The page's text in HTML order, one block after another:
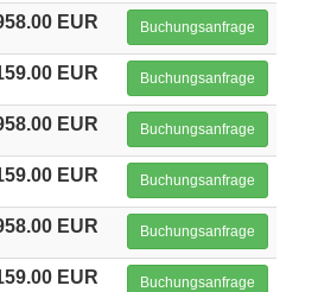
EUR Buchungsanfrage
EUR Buchungsanfrage
EUR Buchungsanfrage
EUR Buchungsanfrage
EUR Buchungsanfrage
EUR Buchungsanfrage